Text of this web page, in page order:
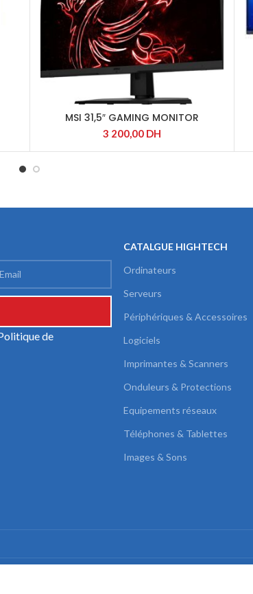
MSI 31,5″ GAMING MONITOR
3 200,00 DH
de
CATALGUE HIGHTECH
Ordinateurs
Serveurs
Périphériques & Accessoires
Logiciels
Imprimantes & Scanners
Onduleurs & Protections
Equipements réseaux
Téléphones & Tablettes
Images & Sons